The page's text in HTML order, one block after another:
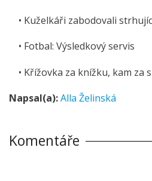
• Kuželkáři zabodovali
• Fotbal: Výsledkový servis
• Křížovka za knížku, kam za
Napsal(a):Alla Želinská
Komentáře